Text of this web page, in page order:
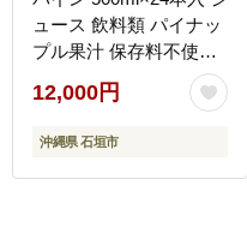
ュース 飲料類 パイナッ
プル果汁 保存料不使
用 詰め合わせ セット
1ケース AO-3
12,000円
沖縄県 石垣市